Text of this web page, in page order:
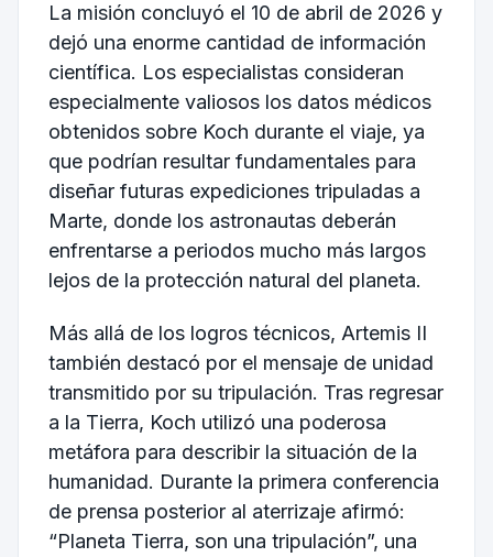
La misión concluyó el 10 de abril de 2026 y
dejó una enorme cantidad de información
científica. Los especialistas consideran
especialmente valiosos los datos médicos
obtenidos sobre Koch durante el viaje, ya
que podrían resultar fundamentales para
diseñar futuras expediciones tripuladas a
Marte, donde los astronautas deberán
enfrentarse a periodos mucho más largos
lejos de la protección natural del planeta.
Más allá de los logros técnicos, Artemis II
también destacó por el mensaje de unidad
transmitido por su tripulación. Tras regresar
a la Tierra, Koch utilizó una poderosa
metáfora para describir la situación de la
humanidad. Durante la primera conferencia
de prensa posterior al aterrizaje afirmó:
“Planeta Tierra, son una tripulación”, una